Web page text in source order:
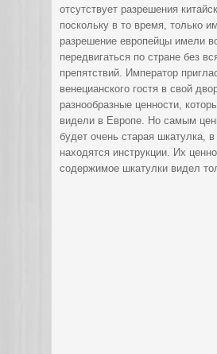
отсутствует разрешения
поскольку в то время, только
разрешение европейцы имели
передвигаться по стране без
препятствий. Император
венецианского гостя в свой
разнообразные ценности,
видели в Европе. Но самым
будет очень старая шкатулка, в
находятся инструкции. Их
содержимое шкатулки видел